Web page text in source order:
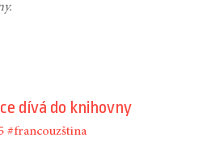
dívá do knihovny
#francouzština